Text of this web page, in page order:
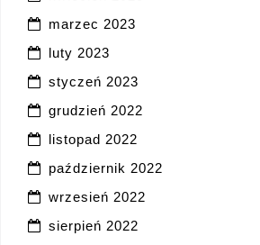
marzec 2023
luty 2023
styczeń 2023
grudzień 2022
listopad 2022
październik 2022
wrzesień 2022
sierpień 2022